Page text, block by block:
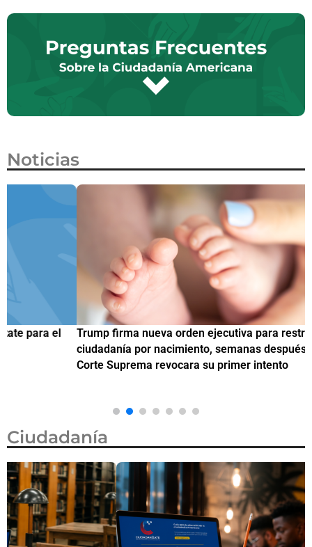
Noticias
Trump firma nueva orden ejecutiva para restringir la
ciudadanía por nacimiento, semanas después de que la
Corte Suprema revocara su primer intento
Ciudadanía